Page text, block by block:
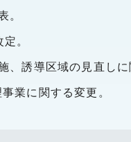
。
。
誘導区域の見直しに
業に関する変更。